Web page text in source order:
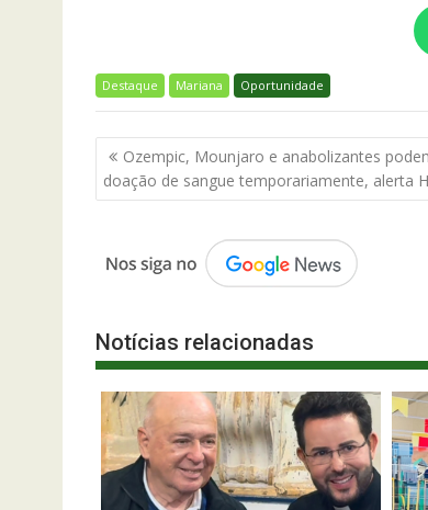
Destaque Mariana Oportunidade
Navegação
de
Post
Ozempic, Mounjaro e anabolizantes
doação de sangue temporariamente, alerta
Notícias relacionadas